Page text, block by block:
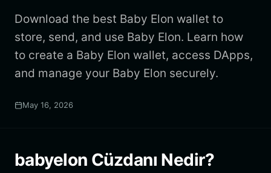
Download the best Baby Elon wallet to
store, send, and use Baby Elon. Learn how
to create a Baby Elon wallet, access DApps,
and manage your Baby Elon securely.
May 16, 2026
babyelon Cüzdanı Nedir?